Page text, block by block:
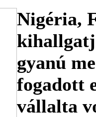
Nigéria,
gyanú
fogadott
vállalta